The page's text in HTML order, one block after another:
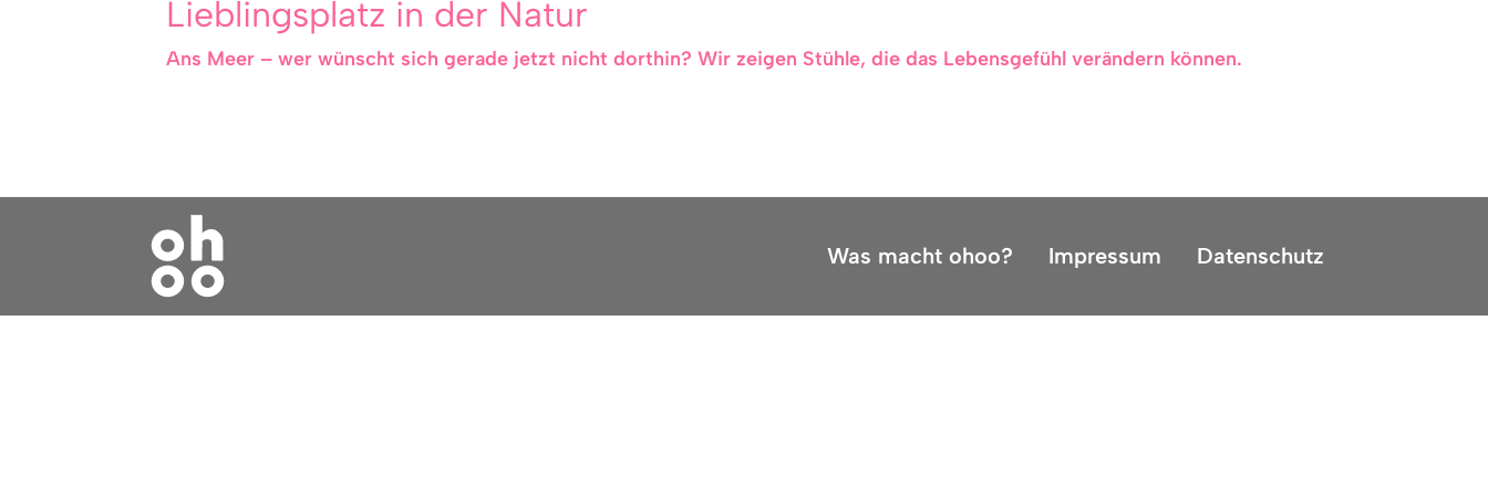
Lieblingsplatz in der Natur
Ans Meer – wer wünscht sich gerade jetzt nicht dorthin? Wir zeigen Stühle, die das Lebensgefühl verändern können.
Was macht ohoo? Impressum Datenschutz